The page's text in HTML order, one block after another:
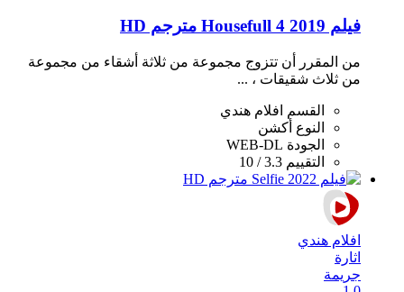
فيلم Housefull 4 2019 مترجم HD
من المقرر أن تتزوج مجموعة من ثلاثة أشقاء من مجموعة
من ثلاث شقيقات ، ...
القسم
افلام هندي
النوع أكشن
الجودة WEB-DL
التقييم 3.3 / 10
افلام هندي
اثارة
جريمة